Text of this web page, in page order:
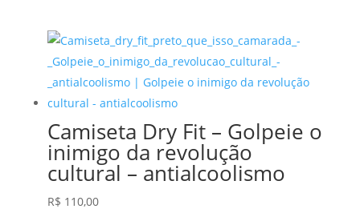
Camiseta Dry Fit – Golpeie o
inimigo da revolução
cultural – antialcoolismo
R$ 110,00